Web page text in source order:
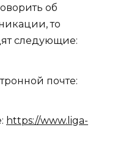
об
то
следующие:
почте:
https://www.liga-